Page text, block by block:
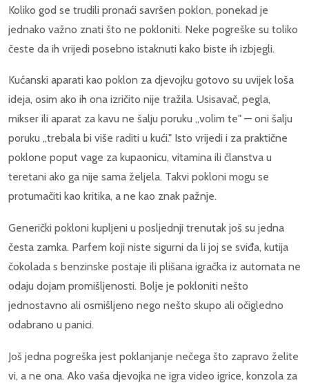
Koliko god se trudili pronaći savršen poklon, ponekad je
jednako važno znati što ne pokloniti. Neke pogreške su toliko
česte da ih vrijedi posebno istaknuti kako biste ih izbjegli.
Kućanski aparati kao poklon za djevojku gotovo su uvijek loša
ideja, osim ako ih ona izričito nije tražila. Usisavač, pegla,
mikser ili aparat za kavu ne šalju poruku „volim te" — oni šalju
poruku „trebala bi više raditi u kući." Isto vrijedi i za praktične
poklone poput vage za kupaonicu, vitamina ili članstva u
teretani ako ga nije sama željela. Takvi pokloni mogu se
protumačiti kao kritika, a ne kao znak pažnje.
Generički pokloni kupljeni u posljednji trenutak još su jedna
česta zamka. Parfem koji niste sigurni da li joj se sviđa, kutija
čokolada s benzinske postaje ili plišana igračka iz automata ne
odaju dojam promišljenosti. Bolje je pokloniti nešto
jednostavno ali osmišljeno nego nešto skupo ali očigledno
odabrano u panici.
Još jedna pogreška jest poklanjanje nečega što zapravo želite
vi, a ne ona. Ako vaša djevojka ne igra video igrice, konzola za